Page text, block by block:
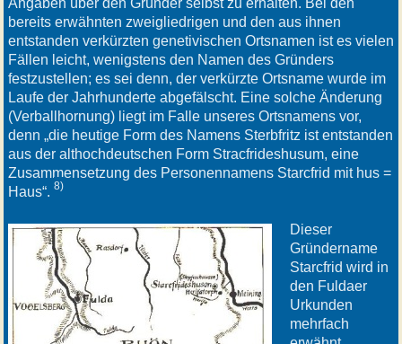
bereits erwähnten zweigliedrigen und den aus ihnen
entstanden verkürzten genetivischen Ortsnamen ist es vielen
Fällen leicht, wenigstens den Namen des Gründers
festzustellen; es sei denn, der verkürzte Ortsname wurde im
Laufe der Jahrhunderte abgefälscht. Eine solche Änderung
(Verballhornung) liegt im Falle unseres Ortsnamens vor,
denn „die heutige Form des Namens Sterbfritz ist entstanden
aus der althochdeutschen Form Stracfrideshusum, eine
Zusammensetzung des Personennamens Starcfrid mit hus =
Haus“. 8)
Dieser
Gründername
Starcfrid wird in
den Fuldaer
Urkunden
mehrfach